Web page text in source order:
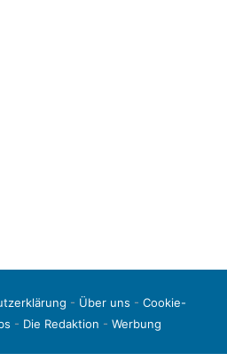
- Über uns - Cookie-
- Die Redaktion - Werbung